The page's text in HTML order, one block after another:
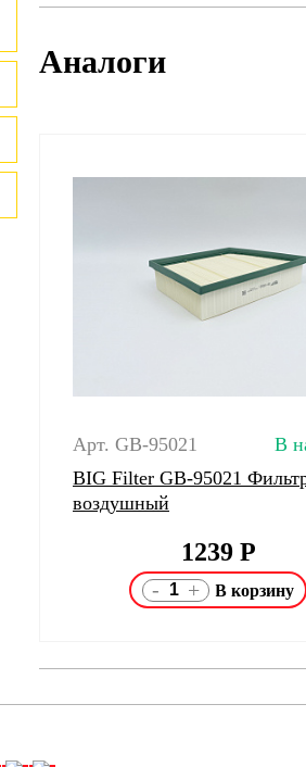
Аналоги
Арт. GB-95021
В
BIG Filter GB-95021
воздушный
1239 Р
- +